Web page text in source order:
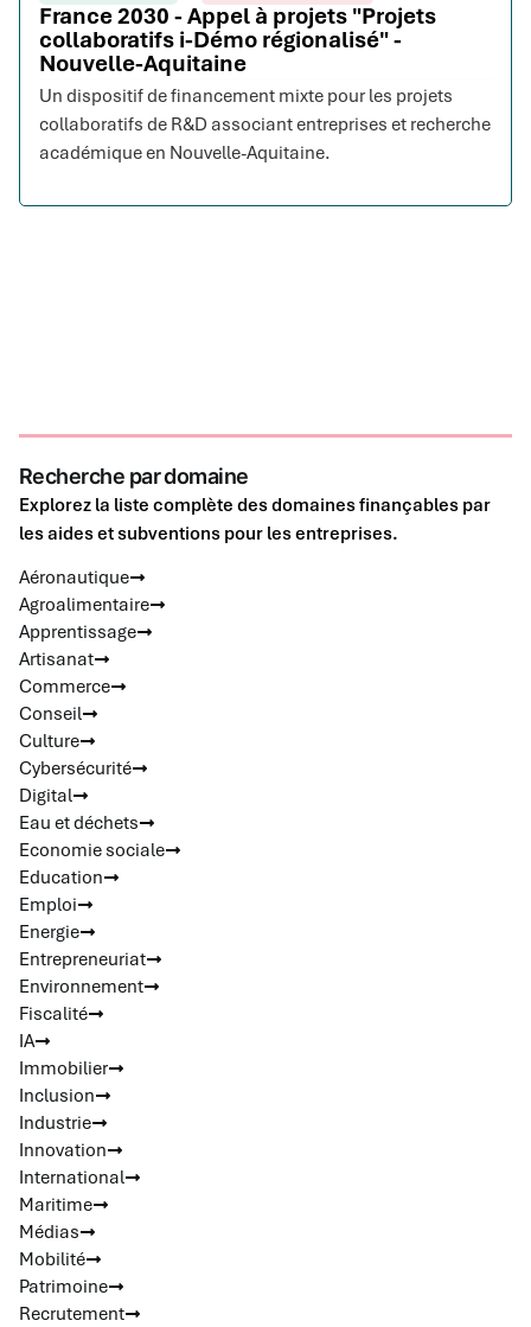
France 2030 - Appel à projets "Projets
collaboratifs i-Démo régionalisé" -
Nouvelle-Aquitaine
Un dispositif de financement mixte pour les projets
collaboratifs de R&D associant entreprises et recherche
académique en Nouvelle-Aquitaine.
Recherche par domaine
Explorez la liste complète des domaines finançables par
les aides et subventions pour les entreprises.
Aéronautique
Agroalimentaire
Apprentissage
Artisanat
Commerce
Conseil
Culture
Cybersécurité
Digital
Eau et déchets
Economie sociale
Education
Emploi
Energie
Entrepreneuriat
Environnement
Fiscalité
IA
Immobilier
Inclusion
Industrie
Innovation
International
Maritime
Médias
Mobilité
Patrimoine
Recrutement